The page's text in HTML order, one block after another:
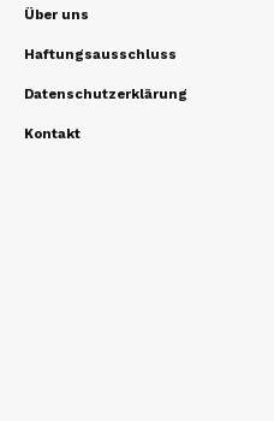
Über uns
Haftungsausschluss
Datenschutzerklärung
Kontakt